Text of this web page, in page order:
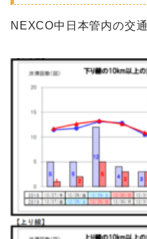
NEXCO中日本管内の交